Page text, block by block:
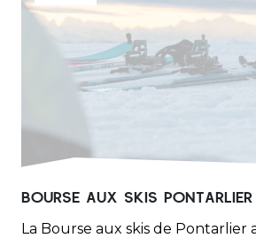
BOURSE AUX SKIS PONTARLIER
La Bourse aux skis de Pontarlier